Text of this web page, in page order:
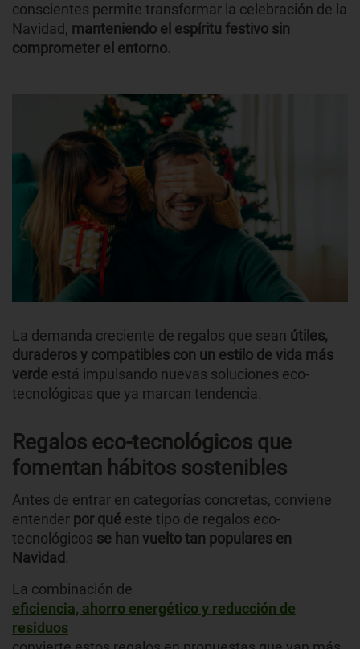
conscientes permite transformar la celebración de la
Navidad, manteniendo el espíritu festivo sin
comprometer el entorno.
La demanda creciente de regalos que sean útiles,
duraderos y compatibles con un estilo de vida más
verde está impulsando nuevas soluciones eco-
tecnológicas que ya marcan tendencia.
Regalos eco-tecnológicos que
fomentan hábitos sostenibles
Antes de entrar en categorías concretas, conviene
entender por qué este tipo de regalos eco-
tecnológicos se han vuelto tan populares en
Navidad .
La combinación de
eficiencia, ahorro energético y reducción de
residuos